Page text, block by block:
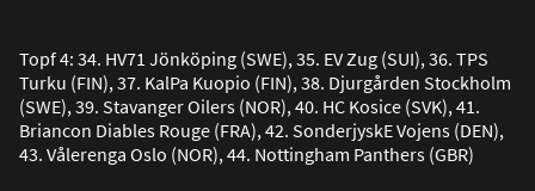
Topf 4: 34. HV71 Jönköping (SWE), 35. EV Zug (SUI), 36. TPS
Turku (FIN), 37. KalPa Kuopio (FIN), 38. Djurgården Stockholm
(SWE), 39. Stavanger Oilers (NOR), 40. HC Kosice (SVK), 41.
Briancon Diables Rouge (FRA), 42. SonderjyskE Vojens (DEN),
43. Vålerenga Oslo (NOR), 44. Nottingham Panthers (GBR)